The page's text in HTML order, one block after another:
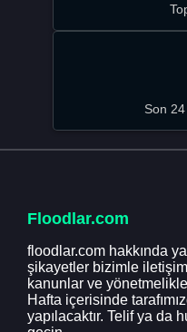
Son
Floodlar.com
floodlar.com hakkında
şikayetler bizimle
kanunlar ve
Hafta içerisinde
yapılacaktır. Telif ya da